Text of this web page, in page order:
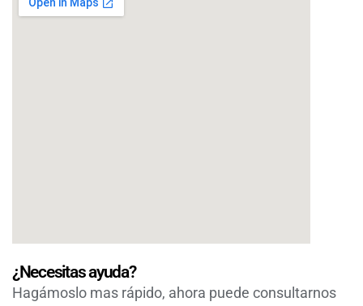
¿Necesitas ayuda?
Hagámoslo mas rápido, ahora puede consultarnos